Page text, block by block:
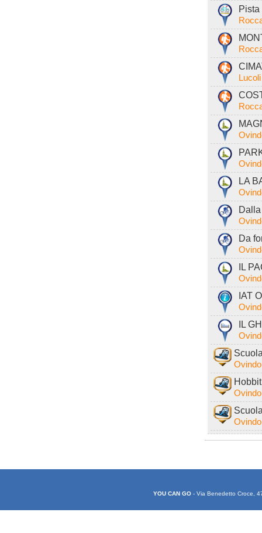
LA
Da
IL
IAT
IL
YOU CAN GO - Via Benedetto Croce,